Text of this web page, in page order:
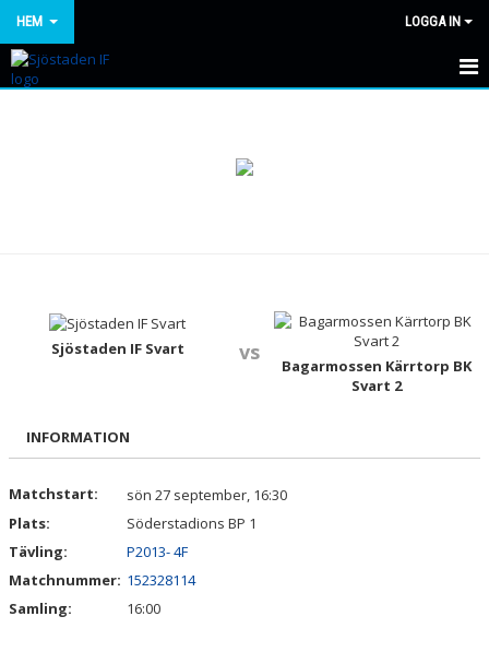
HEM LOGGA IN
BILDGALLERI
VÅRA LAG/TRÄNARE
MATCHER
MEDLEMSAVGIFTER
Sjöstaden IF Svart vs
Bagarmossen Kärrtorp BK
Svart 2
INFORMATION
Matchstart:
sön 27 september, 16:30
Plats:
Söderstadions BP 1
Tävling:
P2013- 4F
Matchnummer: 152328114
Samling:
16:00